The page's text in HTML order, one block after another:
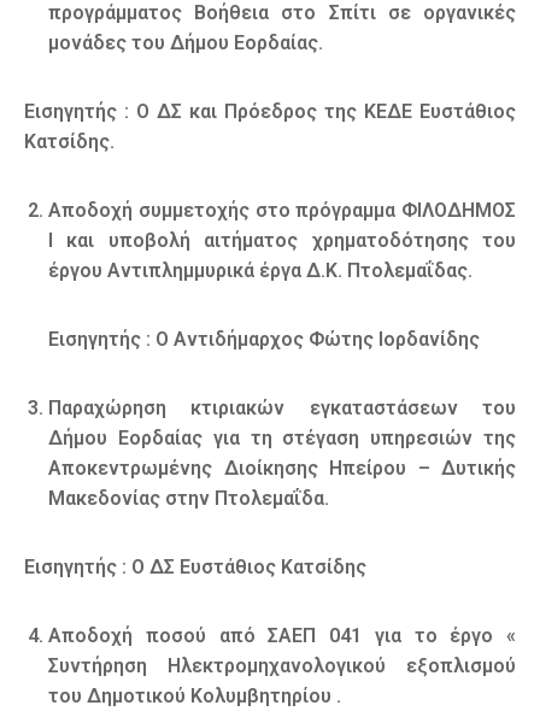
προγράμματος Βοήθεια στο Σπίτι σε οργανικές
μονάδες του Δήμου Εορδαίας.
Εισηγητής : Ο ΔΣ και Πρόεδρος της ΚΕΔΕ Ευστάθιος
Κατσίδης.
Αποδοχή συμμετοχής στο πρόγραμμα ΦΙΛΟΔΗΜΟΣ
Ι και υποβολή αιτήματος χρηματοδότησης του
έργου Αντιπλημμυρικά έργα Δ.Κ. Πτολεμαΐδας.
Εισηγητής : Ο Αντιδήμαρχος Φώτης Ιορδανίδης
Παραχώρηση κτιριακών εγκαταστάσεων του
Δήμου Εορδαίας για τη στέγαση υπηρεσιών της
Αποκεντρωμένης Διοίκησης Ηπείρου – Δυτικής
Μακεδονίας στην Πτολεμαΐδα.
Εισηγητής : Ο ΔΣ Ευστάθιος Κατσίδης
Αποδοχή ποσού από ΣΑΕΠ 041 για το έργο «
Συντήρηση Ηλεκτρομηχανολογικού εξοπλισμού
του Δημοτικού Κολυμβητηρίου .